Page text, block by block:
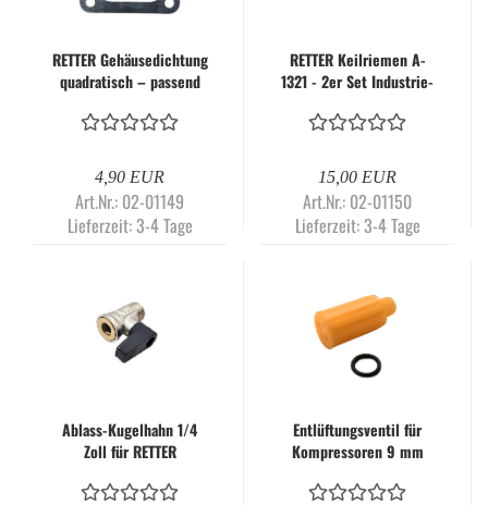
RETTER Gehäusedichtung
quadratisch – passend
RT3100
4,90 EUR
Art.Nr.: 02-01149
Lieferzeit:3-4 Tage
RETTER Keilriemen A-
1321 - 2er Set Industrie-
Neopren-Gummi passend
RT3100
15,00 EUR
Art.Nr.: 02-01150
Lieferzeit:3-4 Tage
Ablass-Kugelhahn 1/4
Zoll für RETTER
Kondensatventil
Entlüftungsventil für
Kompressoren 9 mm